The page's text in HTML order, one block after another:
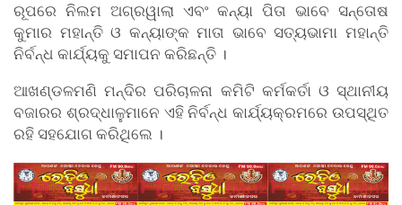
ରୂପରେ ନିଲମ ଅଗ୍ରୱାଲା ଏବଂ କନ୍ୟା ପିତା ଭାବେ ସନ୍ତୋଷ
କୁମାର ମହାନ୍ତି ଓ କନ୍ୟାଙ୍କ ମାତା ଭାବେ ସତ୍ୟଭାମା ମହାନ୍ତି
ନିର୍ବନ୍ଧ କାର୍ଯ୍ୟକୁ ସମାପନ କରିଛନ୍ତି ।
ଆଖଣ୍ଡଳମଣି ମନ୍ଦିର ପରିଚାଳନା କମିଟି କର୍ମକର୍ତା ଓ ସ୍ଥାନୀୟ
ବଜାରର ଶ୍ରଦ୍ଧାଳୁମାନେ ଏହି ନିର୍ବନ୍ଧ କାର୍ଯ୍ୟକ୍ରମରେ ଉପସ୍ଥିତ
ରହି ସହଯୋଗ କରିଥିଲେ ।